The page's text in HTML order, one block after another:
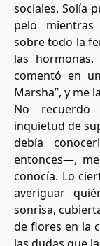
sociales. Solía
pelo mientras
sobre todo la
las
comentó en
Marsha”, y me
No recuerdo
inquietud de
debía
entonces—,
conocía. Lo
averiguar
sonrisa,
de flores en la